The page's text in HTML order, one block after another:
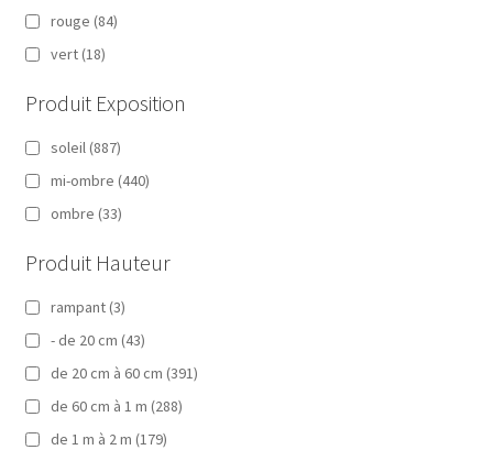
rouge (84)
vert (18)
Produit Exposition
soleil (887)
mi-ombre (440)
ombre (33)
Produit Hauteur
rampant (3)
- de 20 cm (43)
de 20 cm à 60 cm (391)
de 60 cm à 1 m (288)
de 1 m à 2 m (179)